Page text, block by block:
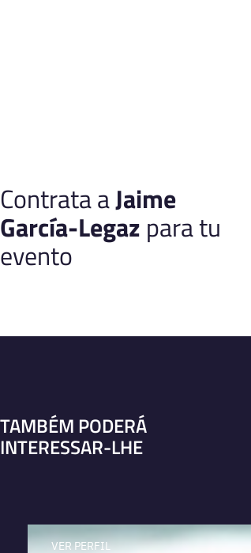
Contrata aJaime
García-Legaz para tu
evento
TAMBÉM PODERÁ
INTERESSAR-LHE
VER PERFIL